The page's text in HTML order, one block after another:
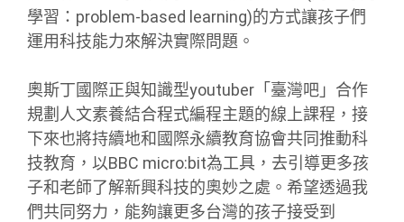
學習：problem-based learning)的方式讓孩子們
運用科技能力來解決實際問題。
奧斯丁國際正與知識型youtuber「臺灣吧」合作
規劃人文素養結合程式編程主題的線上課程，接
下來也將持續地和國際永續教育協會共同推動科
技教育，以BBC micro:bit為工具，去引導更多孩
子和老師了解新興科技的奧妙之處。希望透過我
們共同努力，能夠讓更多台灣的孩子接受到